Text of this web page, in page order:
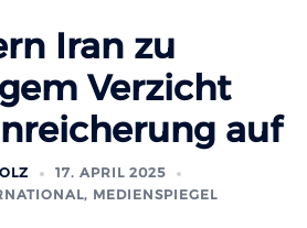
Iran zu
Verzicht
auf
17. APRIL 2025
, MEDIENSPIEGEL